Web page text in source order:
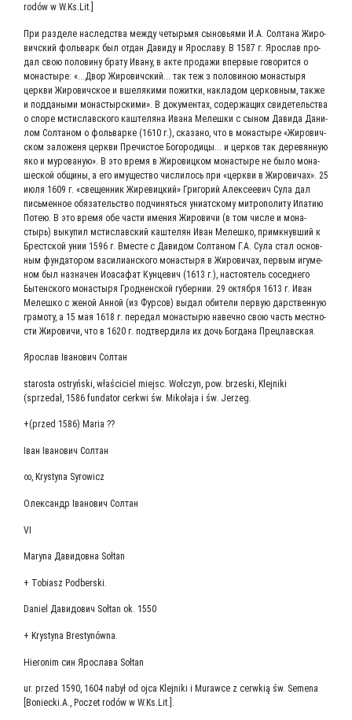
rodów w W.Ks.Lit.]
При раз­де­ле наслед­ства меж­ду четырь­мя сыно­вья­ми И.А. Сол­та­на Жиро­
вич­ский фоль­варк был отдан Дави­ду и Яро­сла­ву. В 1587 г. Яро­слав про­
дал свою поло­ви­ну бра­ту Ива­ну, в акте про­да­жи впер­вые гово­рит­ся о
мона­сты­ре: «...Двор Жиро­вич­ский... так теж з поло­ви­ною мона­сты­ря
церк­ви Жиро­вич­ское и вше­ля­ки­ми пожит­ки, накла­дом цер­ков­ным, так­же
и под­да­ны­ми мона­стыр­ски­ми». В доку­мен­тах, содер­жа­щих сви­де­тель­ства
о спо­ре мсти­слав­ско­го каш­те­ля­на Ива­на Мелеш­ки с сыном Дави­да Дани­
лом Сол­та­ном о фоль­вар­ке (1610 г.), ска­за­но, что в мона­сты­ре «Жиро­вич­
ском зало­же­ня церк­ви Пре­чи­стое Бого­ро­ди­цы... и цер­ков так дере­вян­ную
яко и муро­ва­ную». В это вре­мя в Жиро­виц­ком мона­сты­ре не было мона­
ше­ской общи­ны, а его иму­ще­ство чис­ли­лось при «церк­ви в Жиро­ви­чах». 25
июля 1609 г. «све­щен­ник Жире­виц­кий» Гри­го­рий Алек­се­е­вич Сула дал
пись­мен­ное обя­за­тель­ство под­чи­нять­ся уни­ат­ско­му мит­ро­по­ли­ту Ипа­тию
Потею. В это вре­мя обе части име­ния Жиро­ви­чи (в том чис­ле и мона­
стырь) выку­пил мсти­слав­ский каш­те­лян Иван Мелеш­ко, при­мкнув­ший к
Брест­ской унии 1596 г. Вме­сте с Дави­дом Сол­та­ном Г.А. Сула стал основ­
ным фун­да­то­ром васи­ли­ан­ско­го мона­сты­ря в Жиро­ви­чах, пер­вым игу­ме­
ном был назна­чен Иоаса­фат Кун­це­вич (1613 г.), насто­я­тель сосед­не­го
Бытен­ско­го мона­сты­ря Грод­нен­ской губер­нии. 29 октяб­ря 1613 г. Иван
Мелеш­ко с женой Анной (из Фур­сов) выдал оби­те­ли первую дар­ствен­ную
гра­мо­ту, а 15 мая 1618 г. пере­дал мона­сты­рю навеч­но свою часть мест­но­
сти Жиро­ви­чи, что в 1620 г. под­твер­ди­ла их дочь Бог­да­на Прецлавская.
Яро­слав Іва­но­вич Солтан
starosta ostryński, właściciel miejsc. Wołczyn, pow. brzeski, Klejniki
(sprzedał, 1586 fundator cerkwi św. Mikołaja i św. Jerzeg.
+(przed 1586) Maria ??
Іван Іва­но­вич Солтан
∞, Krystyna Syrowicz
Олек­сандр Іва­но­вич Солтан
VI
Maryna Дави­дов­на Sołtan
+ Tobiasz Podberski.
Daniel Дави­до­вич Sołtan ok. 1550
+ Krystyna Brestynówna.
Hieronim син Яро­сла­ва Sołtan
ur. przed 1590, 1604 nabył od ojca Klejniki i Murawce z cerwkią św. Semena
[Boniecki.A., Poczet rodów w W.Ks.Lit.].